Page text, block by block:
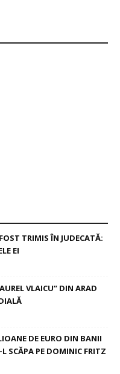
TRIMIS ÎN JUDECATĂ:
EI
VLAICU” DIN ARAD
DE EURO DIN BANII
SCĂPA PE DOMINIC FRITZ